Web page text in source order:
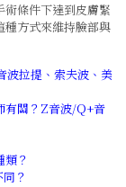
條件下達到皮膚緊
種方式來維持臉部與
波拉提 、 索夫波、 美
有關？Z音波/Q+音
？
？